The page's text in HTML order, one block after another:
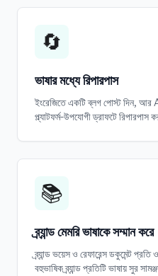
🔄
ভাষার মধ্যে রিপারপাস
ইংরেজিতে একটি ব্লগ পোস্ট দিন, আর
প্ল্যাটফর্ম-উপযোগী ড্রাফটে রিপারপাস
📚
ব্র্যান্ড মেমরি ভাষাকে সম্মান করে
ব্র্যান্ড ভয়েস ও রেফারেন্স ডকুমেন্ট
বহুভাষিক ব্র্যান্ড প্রতিটি ভাষায় সুর